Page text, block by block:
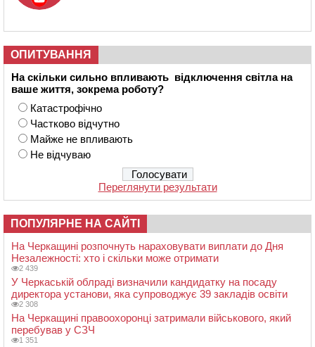
ОПИТУВАННЯ
На скільки сильно впливають відключення світла на
ваше життя, зокрема роботу?
Катастрофічно
Частково відчутно
Майже не впливають
Не відчуваю
Переглянути результати
ПОПУЛЯРНЕ НА САЙТІ
На Черкащині розпочнуть нараховувати виплати до Дня
Незалежності: хто і скільки може отримати
2 439
У Черкаській облраді визначили кандидатку на посаду
директора установи, яка супроводжує 39 закладів освіти
2 308
На Черкащині правоохоронці затримали військового, який
перебував у СЗЧ
1 351